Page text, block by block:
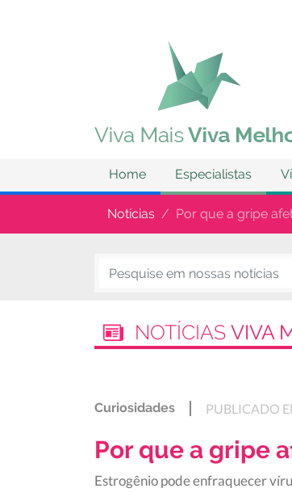
Home Especialistas
Notícias Por que a gripe
NOTÍCIAS VIVA
Curiosidades PUBLICADO
Por que a gripe
Estrogênio pode enfraquecer